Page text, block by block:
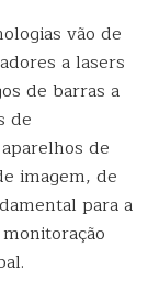
vão de
a lasers
de barras a
de
de
imagem, de
para a